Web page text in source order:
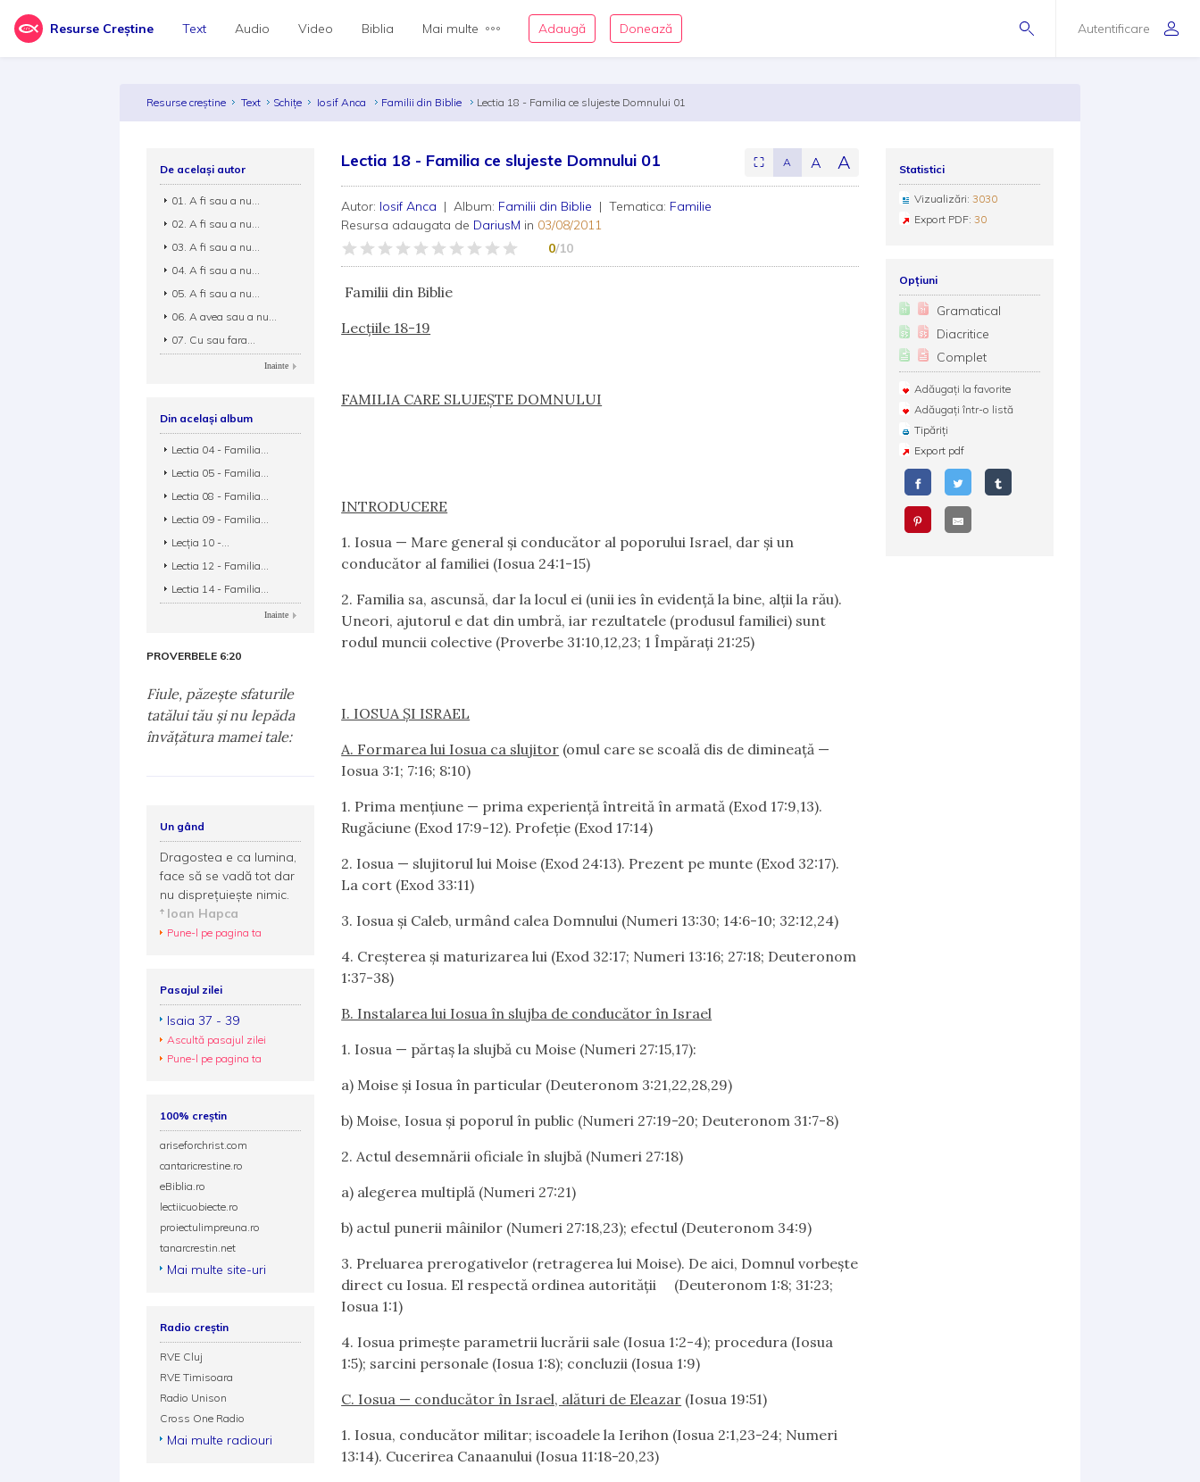
Resurse Creștine Autentificare
Text Audio Video Biblia Mai multe Adaugă Donează
Resurse creștine Text Schițe Iosif Anca Familii din Biblie Lectia 18 - Familia ce slujeste Domnului 01
Lectia 18 - Familia ce slujeste Domnului 01 ⛶ A A A
Autor: Iosif Anca | Album: Familii din Biblie | Tematica: Familie
Resursa adaugata de DariusM in 03/08/2011
0/10
Familii din Biblie
Lecţiile 18-19
FAMILIA CARE SLUJEŞTE DOMNULUI
INTRODUCERE
1. Iosua — Mare general şi conducător al poporului Israel, dar şi un
conducător al familiei (Iosua 24:1-15)
2. Familia sa, ascunsă, dar la locul ei (unii ies în evidenţă la bine, alţii la rău).
Uneori, ajutorul e dat din umbră, iar rezultatele (produsul familiei) sunt
rodul muncii colective (Proverbe 31:10,12,23; 1 Împăraţi 21:25)
I. IOSUA ŞI ISRAEL
A. Formarea lui Iosua ca slujitor (omul care se scoală dis de dimineaţă —
Iosua 3:1; 7:16; 8:10)
1. Prima menţiune — prima experienţă întreită în armată (Exod 17:9,13).
Rugăciune (Exod 17:9-12). Profeţie (Exod 17:14)
2. Iosua — slujitorul lui Moise (Exod 24:13). Prezent pe munte (Exod 32:17).
La cort (Exod 33:11)
3. Iosua şi Caleb, urmând calea Domnului (Numeri 13:30; 14:6-10; 32:12,24)
4. Creşterea şi maturizarea lui (Exod 32:17; Numeri 13:16; 27:18; Deuteronom
1:37-38)
B. Instalarea lui Iosua în slujba de conducător în Israel
1. Iosua — părtaş la slujbă cu Moise (Numeri 27:15,17):
a) Moise şi Iosua în particular (Deuteronom 3:21,22,28,29)
b) Moise, Iosua şi poporul în public (Numeri 27:19-20; Deuteronom 31:7-8)
2. Actul desemnării oficiale în slujbă (Numeri 27:18)
a) alegerea multiplă (Numeri 27:21)
b) actul punerii mâinilor (Numeri 27:18,23); efectul (Deuteronom 34:9)
3. Preluarea prerogativelor (retragerea lui Moise). De aici, Domnul vorbeşte
direct cu Iosua. El respectă ordinea autorităţii
(Deuteronom 1:8; 31:23;
Iosua 1:1)
4. Iosua primeşte parametrii lucrării sale (Iosua 1:2-4); procedura (Iosua
1:5); sarcini personale (Iosua 1:8); concluzii (Iosua 1:9)
C. Iosua — conducător în Israel, alături de Eleazar (Iosua 19:51)
1. Iosua, conducător militar; iscoadele la Ierihon (Iosua 2:1,23-24; Numeri
13:14). Cucerirea Canaanului (Iosua 11:18-20,23)
Statistici
Vizualizări: 3030
Export PDF: 30
Opțiuni
Gramatical
Diacritice
Complet
Adăugați la favorite
Adăugați într-o listă
Tipăriți
Export pdf
De același autor
01. A fi sau a nu...
02. A fi sau a nu...
03. A fi sau a nu...
04. A fi sau a nu...
05. A fi sau a nu...
06. A avea sau a nu...
07. Cu sau fara...
Inainte
Din același album
Lectia 04 - Familia...
Lectia 05 - Familia...
Lectia 08 - Familia...
Lectia 09 - Familia...
Lecția 10 -...
Lectia 12 - Familia...
Lectia 14 - Familia...
Inainte
PROVERBELE 6:20
Fiule, păzeşte sfaturile
tatălui tău şi nu lepăda
învăţătura mamei tale:
Un gând
Dragostea e ca lumina,
face să se vadă tot dar
nu disprețuiește nimic.
Ioan Hapca
Pune-l pe pagina ta
Pasajul zilei
Isaia 37 - 39
Ascultă pasajul zilei
Pune-l pe pagina ta
100% creștin
ariseforchrist.com
cantaricrestine.ro
eBiblia.ro
lectiicuobiecte.ro
proiectulimpreuna.ro
tanarcrestin.net
Mai multe site-uri
Radio creștin
RVE Cluj
RVE Timisoara
Radio Unison
Cross One Radio
Mai multe radiouri